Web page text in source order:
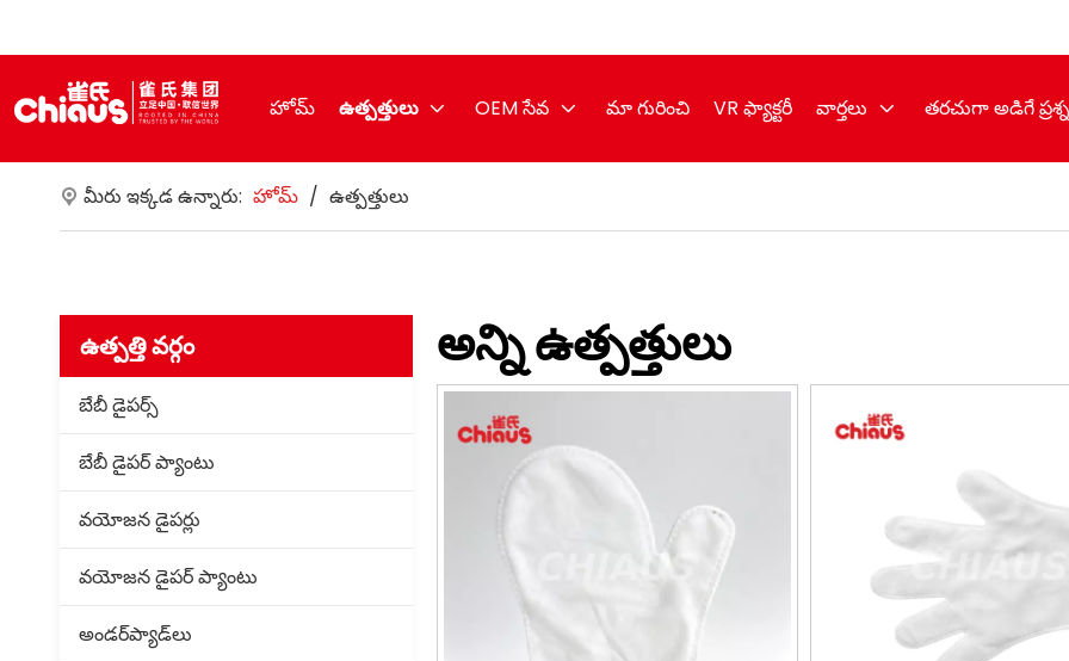
హోమ్ ఉత్పత్తులు OEM సేవ మా గురించి VR ఫ్యాక్టరీ వార్తలు తరచుగా అడిగే
మీరు ఇక్కడ ఉన్నారు: హోమ్ / ఉత్పత్తులు
ఉత్పత్తి వర్గం
బేబీ డైపర్స్
బేబీ డైపర్ ప్యాంటు
వయోజన డైపర్లు
వయోజన డైపర్ ప్యాంటు
అండర్‌ప్యాడ్‌లు
అన్ని ఉత్పత్తులు